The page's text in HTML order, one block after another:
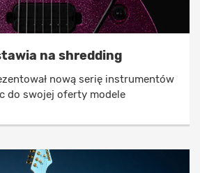
na shredding
nową serię instrumentów
do swojej oferty modele